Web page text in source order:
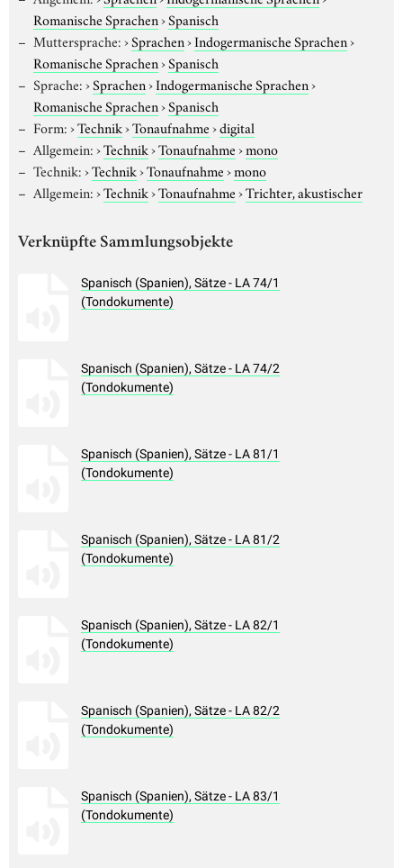
Romanische Sprachen›Spanisch
Muttersprache:›Sprachen›Indogermanische Sprachen›
Romanische Sprachen›Spanisch
Sprache:›Sprachen›Indogermanische Sprachen›
Romanische Sprachen›Spanisch
Form:›Technik›Tonaufnahme›digital
Allgemein:›Technik›Tonaufnahme›mono
Technik:›Technik›Tonaufnahme›mono
Allgemein:›Technik›Tonaufnahme›Trichter, akustischer
Verknüpfte Sammlungsobjekte
Spanisch (Spanien), Sätze - LA 74/1
(Tondokumente)
Spanisch (Spanien), Sätze - LA 74/2
(Tondokumente)
Spanisch (Spanien), Sätze - LA 81/1
(Tondokumente)
Spanisch (Spanien), Sätze - LA 81/2
(Tondokumente)
Spanisch (Spanien), Sätze - LA 82/1
(Tondokumente)
Spanisch (Spanien), Sätze - LA 82/2
(Tondokumente)
Spanisch (Spanien), Sätze - LA 83/1
(Tondokumente)